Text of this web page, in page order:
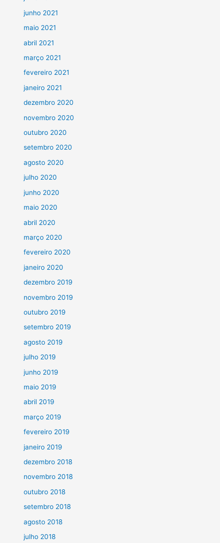
junho 2021
maio 2021
abril 2021
março 2021
fevereiro 2021
janeiro 2021
dezembro 2020
novembro 2020
outubro 2020
setembro 2020
agosto 2020
julho 2020
junho 2020
maio 2020
abril 2020
março 2020
fevereiro 2020
janeiro 2020
dezembro 2019
novembro 2019
outubro 2019
setembro 2019
agosto 2019
julho 2019
junho 2019
maio 2019
abril 2019
março 2019
fevereiro 2019
janeiro 2019
dezembro 2018
novembro 2018
outubro 2018
setembro 2018
agosto 2018
julho 2018